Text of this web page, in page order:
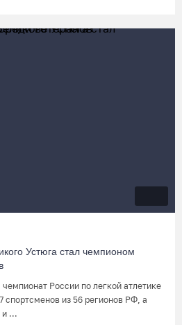
Устюга стал чемпионом
России по легкой атлетике
спортсменов из 56 регионов РФ, а
и ...